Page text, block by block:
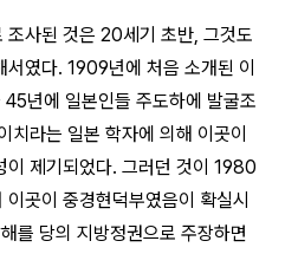
조사된 것은 20세기 초반, 그것도
였다. 1909년에 처음 소개된 이
년에 일본인들 주도하에 발굴조
치라는 일본 학자에 의해 이곳이
이 제기되었다. 그러던 것이 1980
곳이 중경현덕부였음이 확실시
를 당의 지방정권으로 주장하면